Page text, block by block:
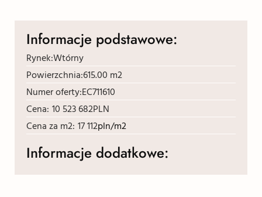
Informacje podstawowe:
Rynek:Wtórny
Powierzchnia:615.00 m2
Numer oferty:EC711610
Cena: 10 523 682PLN
Cena za m2: 17 112pln/m2
Informacje dodatkowe: